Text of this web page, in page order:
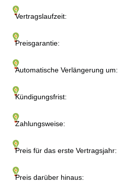
Vertragslaufzeit:
Preisgarantie:
Automatische Verlängerung um:
Kündigungsfrist:
Zahlungsweise:
Preis für das erste Vertragsjahr:
Preis darüber hinaus: